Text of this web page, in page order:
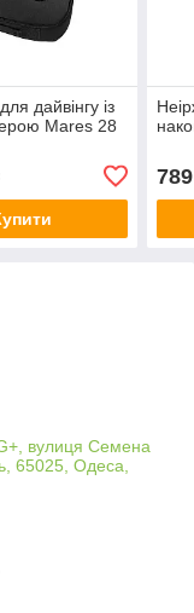
дайвінгу із
Mares 28
789
вулиця Семена
65025, Одеса,